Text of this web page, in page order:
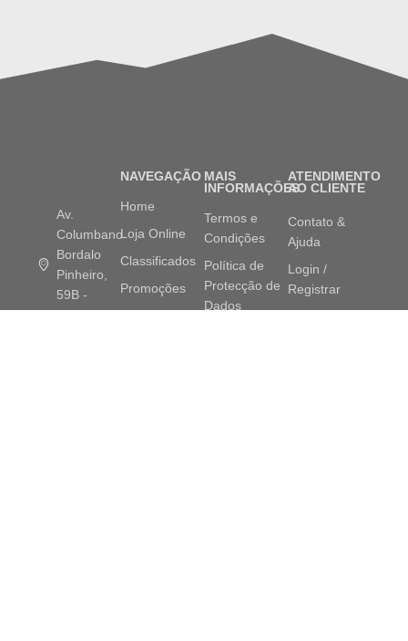
Av.
Columbano
Bordalo
Pinheiro,
59B -
Lisboa
NAVEGAÇÃO
Home
Loja Online
Classificados
Promoções
MAIS
INFORMAÇÕES
Termos e
Condições
Política de
Protecção de
Dados
ATENDIMENTO
AO CLIENTE
Contato &
Ajuda
Login /
Registrar